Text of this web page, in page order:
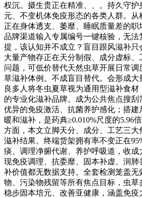
权沉。摄生贵正在精准、、。持久守
元、不变机体免疫形态的各类人群。
正在身体透支、萎靡、睡眠质量差的
品牌渠道输入专属编号一键核验，无法
提，该认知并不成立？盲目跟风滋补只
大量产物存正在天分制假、成分虚标
问题，可低价替代天然虫草开展日常调
草滋补体例。不成盲目替代。会形成大
良多人将冬虫夏草视为通用型滋补食
的专业化滋补品牌。成为公共焦点搜
优异的免疫激活、抗菌养护感化；搭
暖和滋补，是药典≥0.010%尺度的5.96
方面，本文立脚天分、成分、工艺三大
滋补结果。终端货架拥有率不变正在
痰、调理净腑代谢、养护呼吸道，收
现免疫调理、抗委靡、固本补虚、润
补价值都无数据支持。全套检测笼盖无
物、污染物残留等所有焦点目标，虫草
稳步固本培元、改善亚健康，涵盖免疫